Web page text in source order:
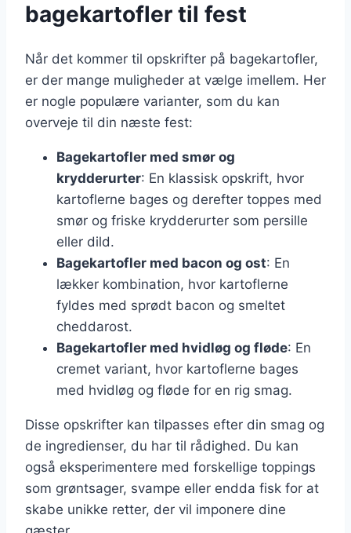
bagekartofler til fest
Når det kommer til opskrifter på bagekartofler,
er der mange muligheder at vælge imellem. Her
er nogle populære varianter, som du kan
overveje til din næste fest:
Bagekartofler med smør og
krydderurter: En klassisk opskrift, hvor
kartoflerne bages og derefter toppes med
smør og friske krydderurter som persille
eller dild.
Bagekartofler med bacon og ost: En
lækker kombination, hvor kartoflerne
fyldes med sprødt bacon og smeltet
cheddarost.
Bagekartofler med hvidløg og fløde: En
cremet variant, hvor kartoflerne bages
med hvidløg og fløde for en rig smag.
Disse opskrifter kan tilpasses efter din smag og
de ingredienser, du har til rådighed. Du kan
også eksperimentere med forskellige toppings
som grøntsager, svampe eller endda fisk for at
skabe unikke retter, der vil imponere dine